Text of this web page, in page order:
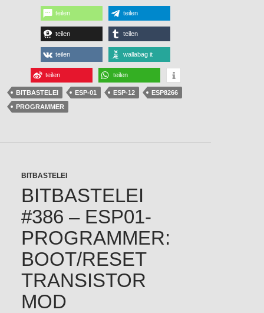
teilen teilen
teilen teilen
teilen wallabag it
teilen teilen
BITBASTELEI ESP-01 ESP-12
ESP8266
PROGRAMMER
BITBASTELEI
BITBASTELEI
#386 – ESP01-
PROGRAMMER:
BOOT/RESET
TRANSISTOR
MOD